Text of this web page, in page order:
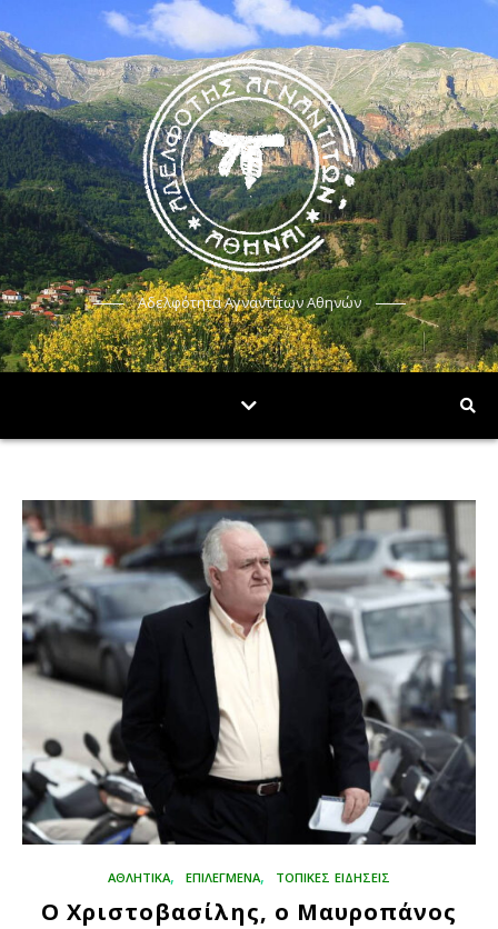
Αδελφότητα Αγναντίτων Αθηνών
ΑΘΛΗΤΙΚΑ, ΕΠΙΛΕΓΜΈΝΑ, ΤΟΠΙΚΕΣ ΕΙΔΗΣΕΙΣ
Ο Χριστοβασίλης, ο Μαυροπάνος